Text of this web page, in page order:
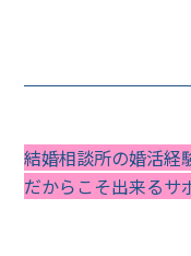
結婚相談所の婚活経
だからこそ出来るサ